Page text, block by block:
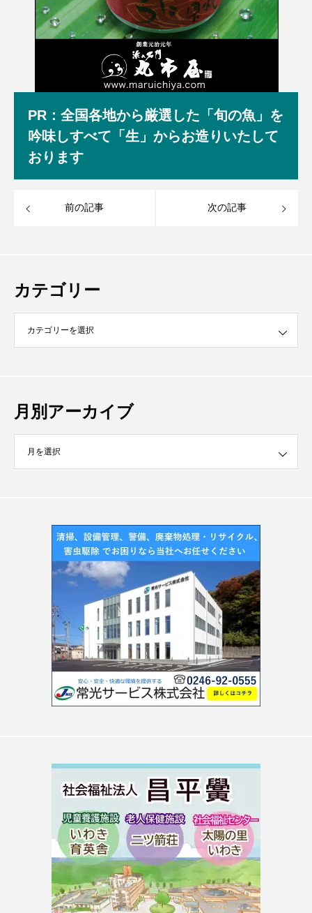
PR：全国各地から厳選した「旬の魚」を
吟味しすべて「生」からお造りいたして
おります
前の記事 次の記事
カテゴリー
月別アーカイブ